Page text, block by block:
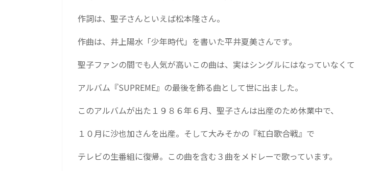
作詞は、聖子さんといえば松本隆さん。
作曲は、井上陽水「少年時代」を書いた平井夏美さんです。
聖子ファンの間でも人気が高いこの曲は、実はシングルにはなっていなくて
アルバム『SUPREME』の最後を飾る曲として世に出ました。
このアルバムが出た１９８６年６月、聖子さんは出産のため休業中で、
１０月に沙也加さんを出産。そして大みそかの『紅白歌合戦』で
テレビの生番組に復帰。この曲を含む３曲をメドレーで歌っています。